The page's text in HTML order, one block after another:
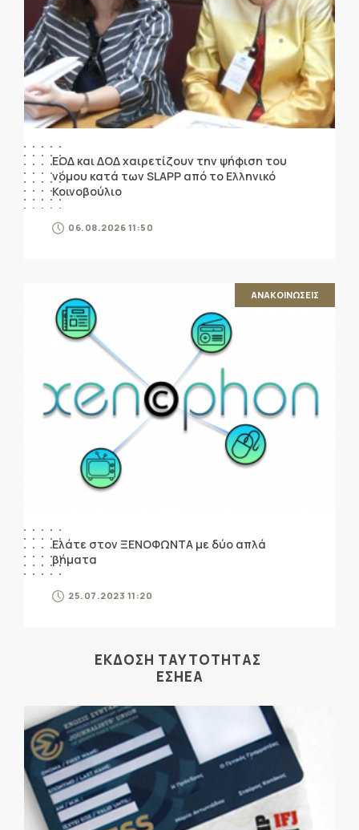
ΕΟΔ και ΔΟΔ χαιρετίζουν την ψήφιση του
νόμου κατά των SLAPP από το Ελληνικό
Κοινοβούλιο
06.08.2026 11:50
ΑΝΑΚΟΙΝΩΣΕΙΣ
Ελάτε στον ΞΕΝΟΦΩΝΤΑ με δύο απλά
βήματα
25.07.2023 11:20
ΕΚΔΟΣΗ ΤΑΥΤΟΤΗΤΑΣ
ΕΣΗΕΑ